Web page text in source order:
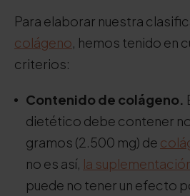
Para elaborar nuestra
colágeno, hemos tenido en
criterios:
Contenido de colágeno.
dietético debe contener
gramos (2.500 mg) de
no es así, la
puede no tener un efecto